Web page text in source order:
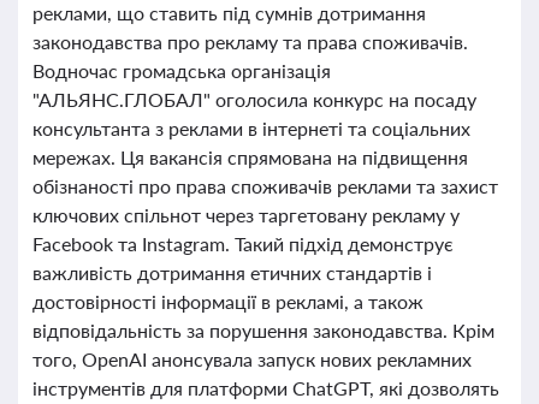
реклами, що ставить під сумнів дотримання
законодавства про рекламу та права споживачів.
Водночас громадська організація
"АЛЬЯНС.ГЛОБАЛ" оголосила конкурс на посаду
консультанта з реклами в інтернеті та соціальних
мережах. Ця вакансія спрямована на підвищення
обізнаності про права споживачів реклами та захист
ключових спільнот через таргетовану рекламу у
Facebook та Instagram. Такий підхід демонструє
важливість дотримання етичних стандартів і
достовірності інформації в рекламі, а також
відповідальність за порушення законодавства. Крім
того, OpenAI анонсувала запуск нових рекламних
інструментів для платформи ChatGPT, які дозволять